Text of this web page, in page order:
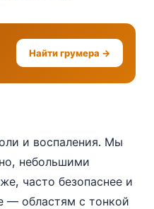
Найти грумера →
и воспаления. Мы
небольшими
часто безопаснее и
— областям с тонкой